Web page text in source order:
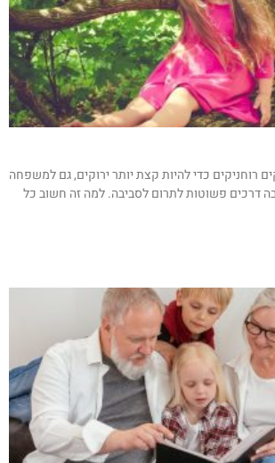
רוחניקים כדי להיות קצת יותר ירוקים, גם למשפחה
דרכים פשוטות לתרום לסביבה. למה זה חשוב כל